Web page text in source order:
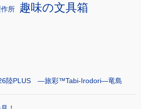
所 趣味の文具箱
陸PLUS ―旅彩™Tabi-Irodori―竜島